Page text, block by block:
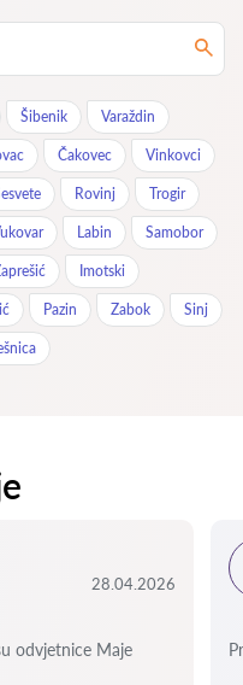
Šibenik Varaždin
Čakovec Vinkovci
Rovinj Trogir
Labin Samobor
Imotski
Pazin Zabok Sinj
28.04.2026
odvjetnice Maje